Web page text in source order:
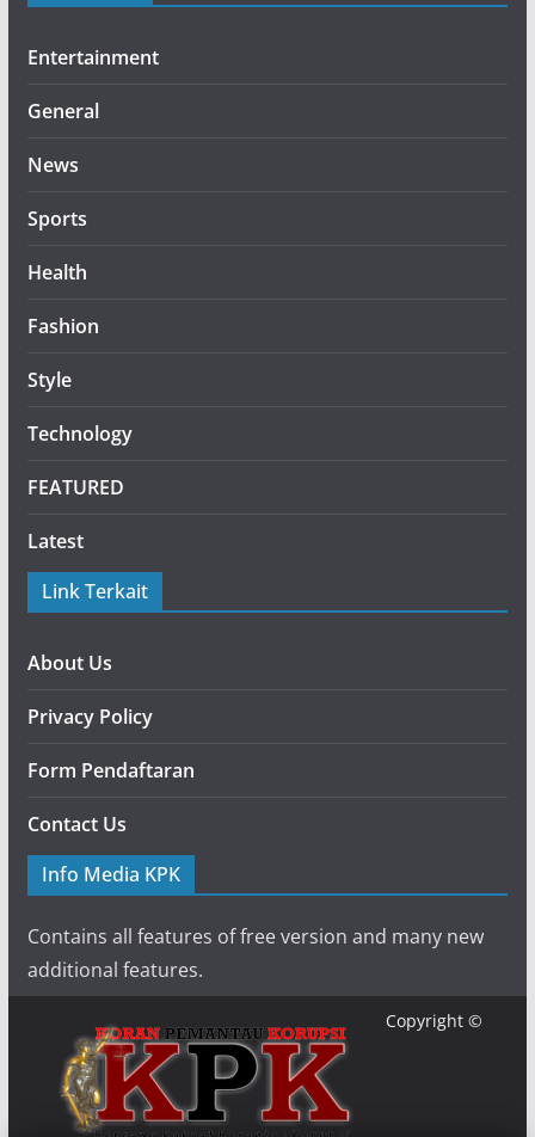
Entertainment
General
News
Sports
Health
Fashion
Style
Technology
FEATURED
Latest
Link Terkait
About Us
Privacy Policy
Form Pendaftaran
Contact Us
Info Media KPK
Contains all features of free version and many new
additional features.
Copyright ©